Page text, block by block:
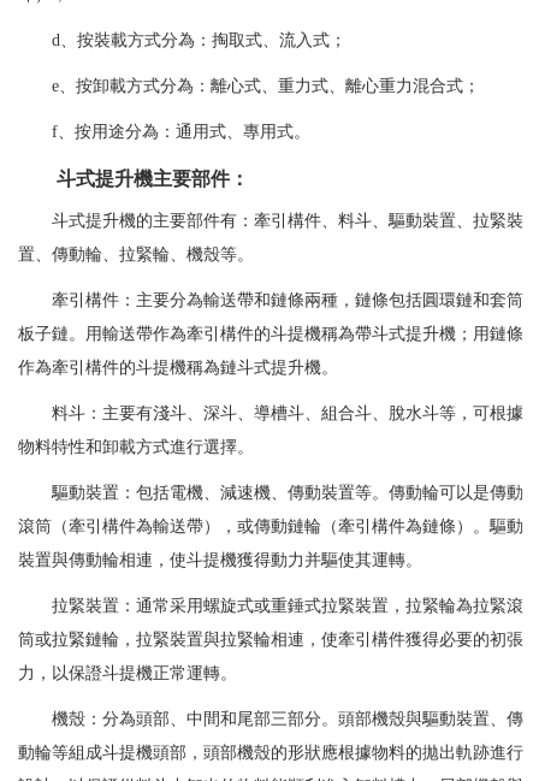
d、按裝載方式分為：掏取式、流入式；
e、按卸載方式分為：離心式、重力式、離心重力混合式；
f、按用途分為：通用式、專用式。
斗式提升機主要部件：
斗式提升機的主要部件有：牽引構件、料斗、驅動裝置、拉緊裝
置、傳動輪、拉緊輪、機殼等。
牽引構件：主要分為輸送帶和鏈條兩種，鏈條包括圓環鏈和套筒
板子鏈。用輸送帶作為牽引構件的斗提機稱為帶斗式提升機；用鏈條
作為牽引構件的斗提機稱為鏈斗式提升機。
料斗：主要有淺斗、深斗、導槽斗、組合斗、脫水斗等，可根據
物料特性和卸載方式進行選擇。
驅動裝置：包括電機、減速機、傳動裝置等。傳動輪可以是傳動
滾筒（牽引構件為輸送帶），或傳動鏈輪（牽引構件為鏈條）。驅動
裝置與傳動輪相連，使斗提機獲得動力并驅使其運轉。
拉緊裝置：通常采用螺旋式或重錘式拉緊裝置，拉緊輪為拉緊滾
筒或拉緊鏈輪，拉緊裝置與拉緊輪相連，使牽引構件獲得必要的初張
力，以保證斗提機正常運轉。
機殼：分為頭部、中間和尾部三部分。頭部機殼與驅動裝置、傳
動輪等組成斗提機頭部，頭部機殼的形狀應根據物料的拋出軌跡進行